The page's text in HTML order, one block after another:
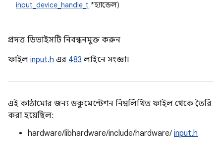
input_device_handle_t *হ্যান্ডেল)
প্রদত্ত ডিভাইসটি নিবন্ধনমুক্ত করুন
ফাইল input.h এর 483 লাইনে সংজ্ঞা।
এই কাঠামোর জন্য ডকুমেন্টেশন নিম্নলিখিত ফাইল থেকে তৈরি
করা হয়েছিল:
hardware/libhardware/include/hardware/ input.h